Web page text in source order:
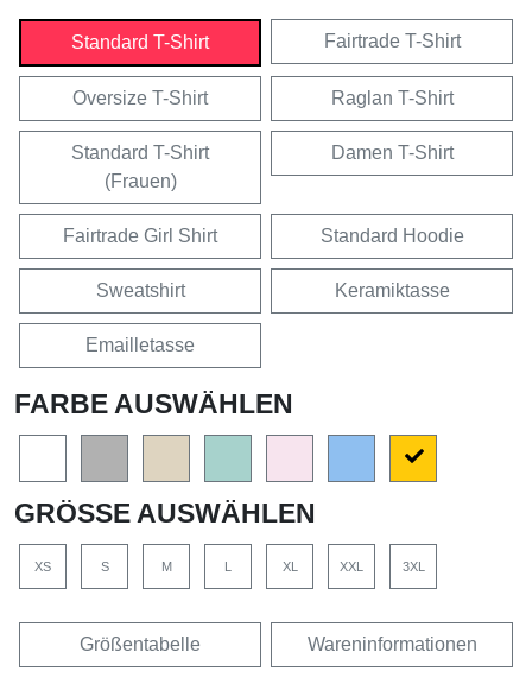
Standard T-Shirt Fairtrade T-Shirt
Oversize T-Shirt Raglan T-Shirt
Standard T-Shirt
(Frauen)
Damen T-Shirt
Fairtrade Girl Shirt Standard Hoodie
Sweatshirt Keramiktasse
Emailletasse
FARBE AUSWÄHLEN
GRÖSSE AUSWÄHLEN
XS S M L XL XXL 3XL
Größentabelle Wareninformationen